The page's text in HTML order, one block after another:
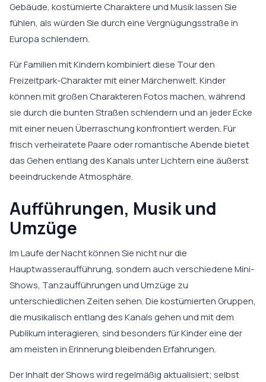
Gebäude, kostümierte Charaktere und Musik lassen Sie
fühlen, als würden Sie durch eine Vergnügungsstraße in
Europa schlendern.
Für Familien mit Kindern kombiniert diese Tour den
Freizeitpark-Charakter mit einer Märchenwelt. Kinder
können mit großen Charakteren Fotos machen, während
sie durch die bunten Straßen schlendern und an jeder Ecke
mit einer neuen Überraschung konfrontiert werden. Für
frisch verheiratete Paare oder romantische Abende bietet
das Gehen entlang des Kanals unter Lichtern eine äußerst
beeindruckende Atmosphäre.
Aufführungen, Musik und
Umzüge
Im Laufe der Nacht können Sie nicht nur die
Hauptwasseraufführung, sondern auch verschiedene Mini-
Shows, Tanzaufführungen und Umzüge zu
unterschiedlichen Zeiten sehen. Die kostümierten Gruppen,
die musikalisch entlang des Kanals gehen und mit dem
Publikum interagieren, sind besonders für Kinder eine der
am meisten in Erinnerung bleibenden Erfahrungen.
Der Inhalt der Shows wird regelmäßig aktualisiert; selbst